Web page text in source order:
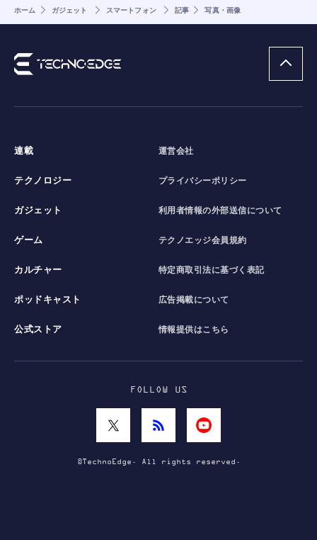
ホーム ガジェット スマートフォン 記事 写真・画像
連載
テクノロジー
ガジェット
ゲーム
カルチャー
ポッドキャスト
公式ストア
運営会社
プライバシーポリシー
利用者情報の外部送信について
テクノエッジ会員規約
特定商取引法に基づく表記
広告掲載について
情報提供はこちら
FOLLOW US
©TechnoEdge. All rights reserved.